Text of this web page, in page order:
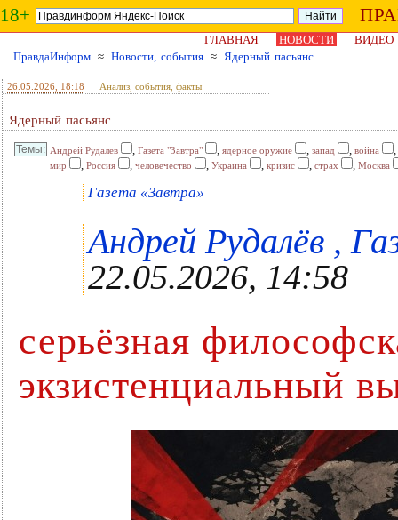
18+
ГЛАВНАЯ НОВОСТИ
ВИДЕО
ПравдаИнформ ≈ Новости, события ≈ Ядерный пасьянс
26.05.2026 , 18:18 Анализ, события, факты
Ядерный пасьянс
Андрей Рудалёв , Газета "Завтра" , ядерное оружие , запад , война ,
мир , Россия , человечество , Украина , кризис , страх , Москва
Газета «Завтра»
Андрей Рудалёв ,
22.05.2026, 14:58
серьёзная
экзистенциальный